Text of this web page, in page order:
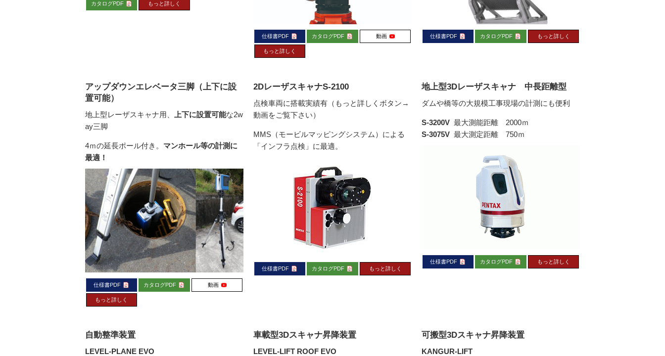
カタログPDF もっと詳しく
仕様書PDF カタログPDF 動画
もっと詳しく
仕様書PDF カタログPDF もっと詳しく
アップダウンエレベータ三脚（上下に設
置可能）
地上型レーザスキャナ用、 上下に設置可能な2w
ay三脚
4ｍの延長ポール付き。 マンホール等の計測に
最適！
仕様書PDF カタログPDF 動画
もっと詳しく
2DレーザスキャナS-2100
点検車両に搭載実績有（もっと詳しくボタン→
動画をご覧下さい）
MMS（モービルマッピングシステム）による
「インフラ点検」に最適。
仕様書PDF カタログPDF もっと詳しく
地上型3Dレーザスキャナ 中長距離型
ダムや橋等の大規模工事現場の計測にも便利
S-3200V 最大測能距離 2000ｍ
S-3075V 最大測定距離 750ｍ
仕様書PDF カタログPDF もっと詳しく
自動整準装置
LEVEL-PLANE EVO
車載型3Dスキャナ昇降装置
LEVEL-LIFT ROOF EVO
可搬型3Dスキャナ昇降装置
KANGUR-LIFT